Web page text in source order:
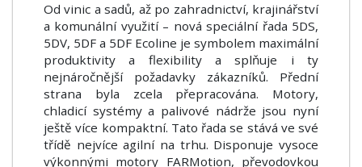
Od vinic a sadů, až po zahradnictví, krajinářství
a komunální využití – nová speciální řada 5DS,
5DV, 5DF a 5DF Ecoline je symbolem maximální
produktivity a flexibility a splňuje i ty
nejnáročnější požadavky zákazníků. Přední
strana byla zcela přepracována. Motory,
chladicí systémy a palivové nádrže jsou nyní
ještě více kompaktní. Tato řada se stává ve své
třídě nejvíce agilní na trhu. Disponuje vysoce
výkonnými motory FARMotion, převodovkou